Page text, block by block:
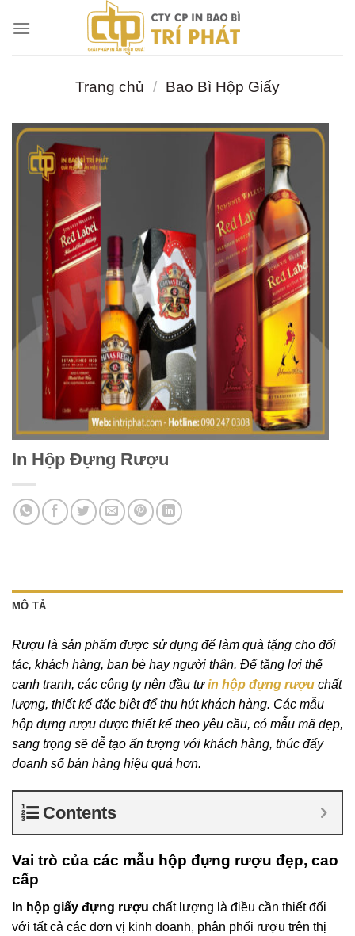
đến
Trang chủ / Bao Bì Hộp Giấy
In Hộp Đựng Rượu
MÔ TẢ
Rượu là sản phẩm được sử dụng để làm quà tặng cho đối
tác, khách hàng, bạn bè hay người thân. Để tăng lợi thế
cạnh tranh, các công ty nên đầu tưin hộp đựng rượu chất
lượng, thiết kế đặc biệt để thu hút khách hàng. Các mẫu
hộp đựng rượu được thiết kế theo yêu cầu, có mẫu mã đẹp,
sang trọng sẽ dễ tạo ấn tượng với khách hàng, thúc đẩy
doanh số bán hàng hiệu quả hơn.
Contents
Vai trò của các mẫu hộp đựng rượu đẹp, cao
cấp
In hộp giấy đựng rượu chất lượng là điều cần thiết đối
với tất cả các đơn vị kinh doanh, phân phối rượu trên thị